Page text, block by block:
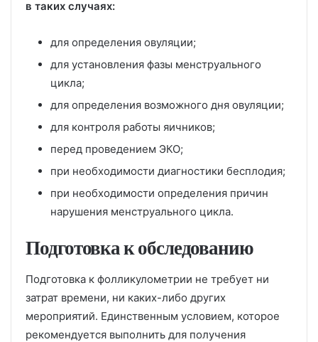
в таких случаях:
для определения овуляции;
для установления фазы менструального
цикла;
для определения возможного дня овуляции;
для контроля работы яичников;
перед проведением ЭКО;
при необходимости диагностики бесплодия;
при необходимости определения причин
нарушения менструального цикла.
Подготовка к обследованию
Подготовка к фолликулометрии не требует ни
затрат времени, ни каких-либо других
мероприятий. Единственным условием, которое
рекомендуется выполнить для получения